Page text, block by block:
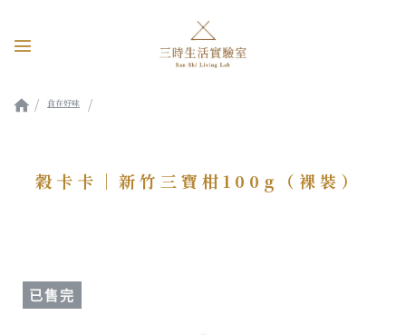
食在好味
穀卡卡｜新竹三寶柑100g（裸裝）
已售完